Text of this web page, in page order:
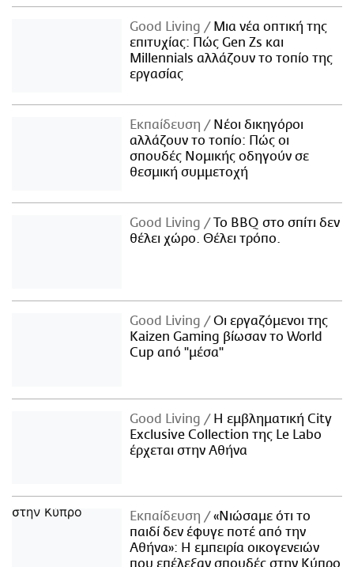
Good Living
Μια νέα οπτική της
επιτυχίας: Πώς Gen Zs και
Millennials αλλάζουν το τοπίο της
εργασίας
Εκπαίδευση
Νέοι δικηγόροι
αλλάζουν το τοπίο: Πώς οι
σπουδές Νομικής οδηγούν σε
θεσμική συμμετοχή
Good Living
Το BBQ στο σπίτι δεν
θέλει χώρο. Θέλει τρόπο.
Good Living
Οι εργαζόμενοι της
Kaizen Gaming βίωσαν το World
Cup από "μέσα"
Good Living
Η εμβληματική City
Exclusive Collection της Le Labo
έρχεται στην Αθήνα
Εκπαίδευση
«Νιώσαμε ότι το
παιδί δεν έφυγε ποτέ από την
Αθήνα»: Η εμπειρία οικογενειών